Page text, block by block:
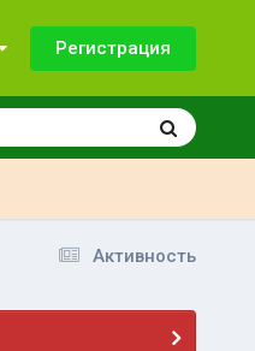
Регистрация
Активность